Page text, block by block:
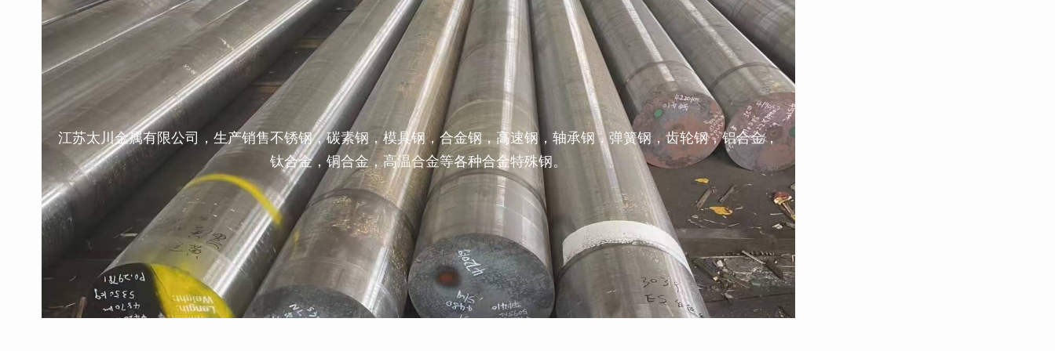
江苏太川金属有限公司，生产销售不锈钢，碳素钢，模具钢，合金钢，高速钢，轴承钢，弹簧钢，齿轮钢，铝合金，
钛合金，铜合金，高温合金等各种合金特殊钢。